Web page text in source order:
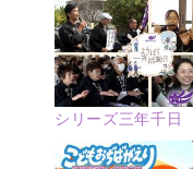
シリーズ三年千日